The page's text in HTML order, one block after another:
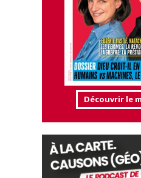
Découvrir le